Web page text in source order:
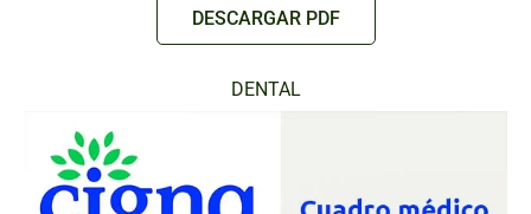
DESCARGAR PDF
DENTAL